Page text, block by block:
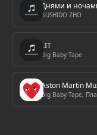
Днями и
BUSHIDO ZHO
LIT
Big Baby Tape
Aston Martin
Big Baby Tape,